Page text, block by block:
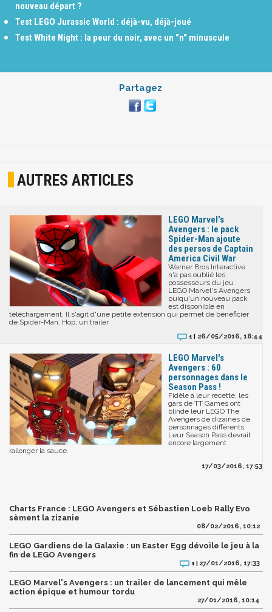
nouveau départ ?
Test LEGO Jurassic World : déjà-vu, déjà-joué
Test White Night : la peur du noir, avec un "n" minuscule
Partagez
AUTRES ARTICLES
LEGO Marvel's
Avengers : le pack
Spider-Man ajoute
des persos de Captain
America Civil War
Warner Bros Interactive
n'a pas oublié les
possesseurs du jeu
LEGO Marvel's Avengers
puiqu'un nouveau pack
est disponible en
téléchargement. Il s'agit d'une petite extension qui permet de bénéficier
de Spider-Man. Hop, un trailer.
1 | 26/05/2016, 18:44
LEGO Marvel's
Avengers : 60
personnages dans le
Season Pass !
Fidèle à leur recette, les
gars de TT Games ont
blindé leur LEGO The
Avengers de dizaines de
personnages différents.
Leur Season Pass devrait
encore largement
rallonger la sauce.
17/03/2016, 17:53
Charts France : LEGO Avengers et Sébastien Loeb Rally Evo
sèment la zizanie
08/02/2016, 10:12
LEGO Gardiens de la Galaxie : un Easter Egg dévoile le jeu à la
fin de LEGO Avengers
1 | 27/01/2016, 17:33
LEGO Marvel's Avengers : un trailer de lancement qui mêle
action épique et humour tordu
27/01/2016, 10:14